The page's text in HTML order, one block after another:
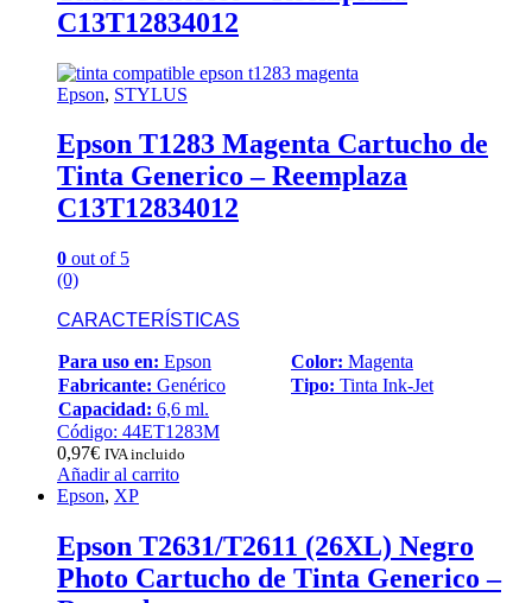
C13T12834012
Epson, STYLUS
Epson T1283 Magenta Cartucho de
Tinta Generico – Reemplaza
C13T12834012
0 out of 5
(0)
CARACTERÍSTICAS
Para uso en: Epson Color: Magenta
Fabricante: Genérico Tipo: Tinta Ink-Jet
Capacidad: 6,6 ml.
Código: 44ET1283M
0,97€ IVA incluido
Añadir al carrito
Epson, XP
Epson T2631/T2611 (26XL) Negro
Photo Cartucho de Tinta Generico –